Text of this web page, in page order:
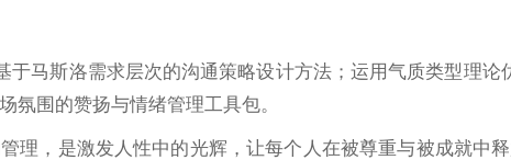
于马斯洛需求层次的沟通策略设计方法；运用气质类型理
氛围的赞扬与情绪管理工具包。
理，是激发人性中的光辉，让每个人在被尊重与被成就中